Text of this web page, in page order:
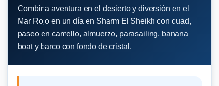
Combina aventura en el desierto y diversión en el
Mar Rojo en un día en Sharm El Sheikh con quad,
paseo en camello, almuerzo, parasailing, banana
boat y barco con fondo de cristal.